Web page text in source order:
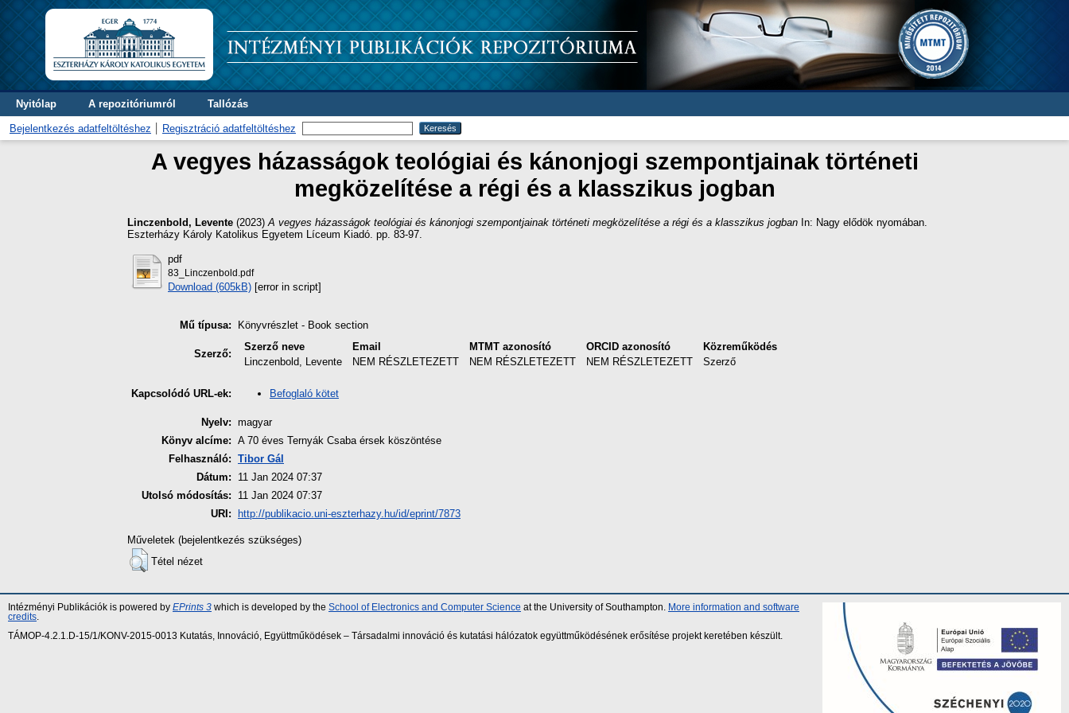
Nyitólap A repozitóriumról Tallózás
Bejelentkezés adatfeltöltéshez Regisztráció adatfeltöltéshez
A vegyes házasságok teológiai és kánonjogi szempontjainak történeti
megközelítése a régi és a klasszikus jogban
Linczenbold, Levente (2023) A vegyes házasságok teológiai és kánonjogi szempontjainak történeti megközelítése a régi és a klasszikus jogban In: Nagy elődök nyomában.
Eszterházy Károly Katolikus Egyetem Líceum Kiadó. pp. 83-97.
pdf
83_Linczenbold.pdf
Download (605kB) [error in script]
Mű típusa: Könyvrészlet - Book section
Szerző:
Szerző neve Email MTMT azonosító ORCID azonosító
Közreműködés
Linczenbold, Levente
NEM RÉSZLETEZETT NEM RÉSZLETEZETT NEM RÉSZLETEZETT Szerző
Kapcsolódó URL-ek: Befoglaló kötet
Nyelv: magyar
Könyv alcíme: A 70 éves Ternyák Csaba érsek köszöntése
Felhasználó: Tibor Gál
Dátum:
11 Jan 2024 07:37
Utolsó módosítás:
11 Jan 2024 07:37
URI:
http://publikacio.uni-eszterhazy.hu/id/eprint/7873
Műveletek (bejelentkezés szükséges)
Tétel nézet
Intézményi Publikációk is powered by EPrints 3 which is developed by the School of Electronics and Computer Science at the University of Southampton.
More information and software
credits
TÁMOP-4.2.1.D-15/1/KONV-2015-0013 Kutatás, Innováció, Együttműködések – Társadalmi innováció és kutatási hálózatok együttműködésének erősítése projekt keretében készült.